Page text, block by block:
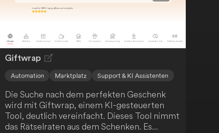
Einkaufserlebnis und unterstützt dich dabei,
Giftwrap
Automation Marktplatz Support & KI Assistenten
Die Suche nach dem perfekten Geschenk
wird mit Giftwrap, einem KI-gesteuerten
Tool, deutlich vereinfacht. Dieses Tool nimmt
das Rätselraten aus dem Schenken. Es